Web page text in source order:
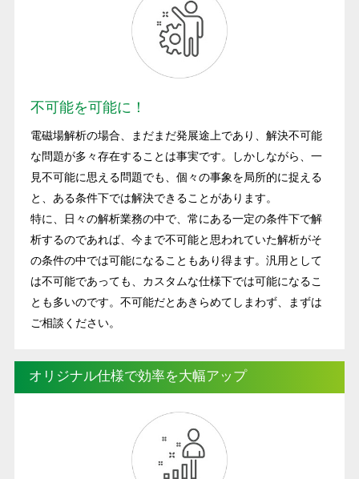
不可能を可能に！
電磁場解析の場合、まだまだ発展途上であり、解決不可能
な問題が多々存在することは事実です。しかしながら、一
見不可能に思える問題でも、個々の事象を局所的に捉える
と、ある条件下では解決できることがあります。
特に、日々の解析業務の中で、常にある一定の条件下で解
析するのであれば、今まで不可能と思われていた解析がそ
の条件の中では可能になることもあり得ます。汎用として
は不可能であっても、カスタムな仕様下では可能になるこ
とも多いのです。不可能だとあきらめてしまわず、まずは
ご相談ください。
オリジナル仕様で効率を大幅アップ